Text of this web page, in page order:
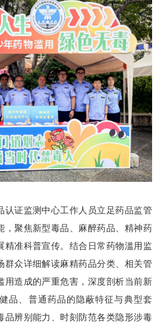
证监测中心工作人员立足药品监管
，聚焦新型毒品、麻醉药品、精神药
精准科普宣传。结合日常药物滥用监
群众详细解读麻精药品分类、相关管
用造成的严重危害，深度剖析当前新
品、普通药品的隐蔽特征与典型套
品辨别能力、时刻防范各类隐形涉毒